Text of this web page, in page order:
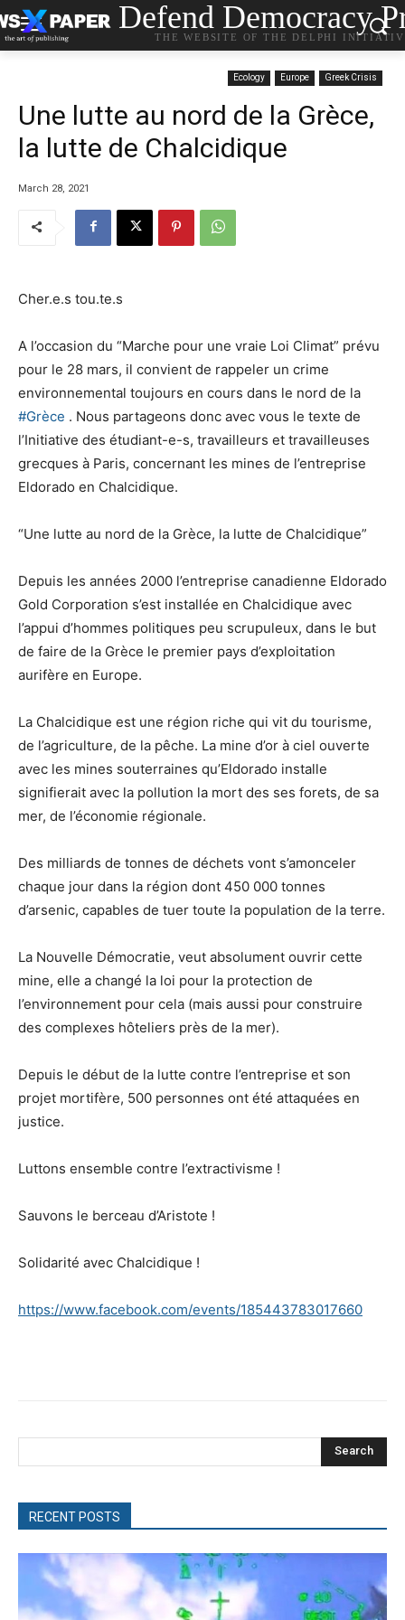
Defend Democracy
THE WEBSITE OF THE DELPHI
Ecology Europe Greek Crisis
Une lutte au nord de la Grèce,
la lutte de Chalcidique
March 28, 2021
Cher.e.s tou.te.s
A l’occasion du “Marche pour une vraie Loi Climat” prévu
pour le 28 mars, il convient de rappeler un crime
environnemental toujours en cours dans le nord de la
#Grèce . Nous partageons donc avec vous le texte de
l’Initiative des étudiant-e-s, travailleurs et travailleuses
grecques à Paris, concernant les mines de l’entreprise
Eldorado en Chalcidique.
“Une lutte au nord de la Grèce, la lutte de Chalcidique”
Depuis les années 2000 l’entreprise canadienne Eldorado
Gold Corporation s’est installée en Chalcidique avec
l’appui d’hommes politiques peu scrupuleux, dans le but
de faire de la Grèce le premier pays d’exploitation
aurifère en Europe.
La Chalcidique est une région riche qui vit du tourisme,
de l’agriculture, de la pêche. La mine d’or à ciel ouverte
avec les mines souterraines qu’Eldorado installe
signifierait avec la pollution la mort des ses forets, de sa
mer, de l’économie régionale.
Des milliards de tonnes de déchets vont s’amonceler
chaque jour dans la région dont 450 000 tonnes
d’arsenic, capables de tuer toute la population de la terre.
La Nouvelle Démocratie, veut absolument ouvrir cette
mine, elle a changé la loi pour la protection de
l’environnement pour cela (mais aussi pour construire
des complexes hôteliers près de la mer).
Depuis le début de la lutte contre l’entreprise et son
projet mortifère, 500 personnes ont été attaquées en
justice.
Luttons ensemble contre l’extractivisme !
Sauvons le berceau d’Aristote !
Solidarité avec Chalcidique !
https://www.facebook.com/events/185443783017660
Search
RECENT POSTS